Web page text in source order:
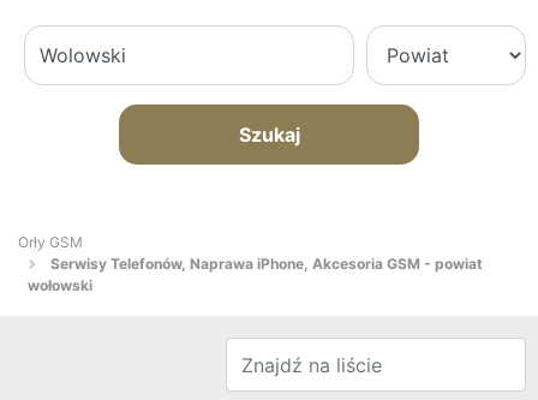
Szukaj
Orły GSM
Serwisy Telefonów, Naprawa iPhone, Akcesoria GSM - powiat
wołowski